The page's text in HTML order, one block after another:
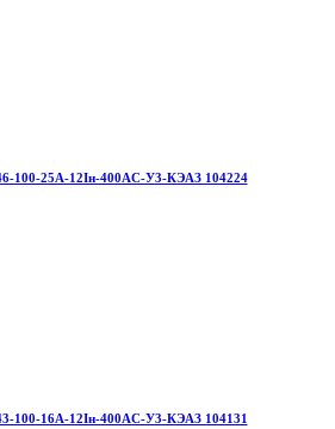
100-25А-12Iн-400AC-У3-КЭАЗ 104224
100-16А-12Iн-400AC-У3-КЭАЗ 104131